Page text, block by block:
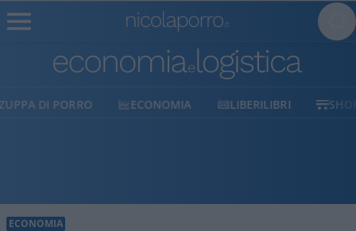
ECONOMIA LIBERILIBRI SHOP SOSTIENICI
ECONOMIA